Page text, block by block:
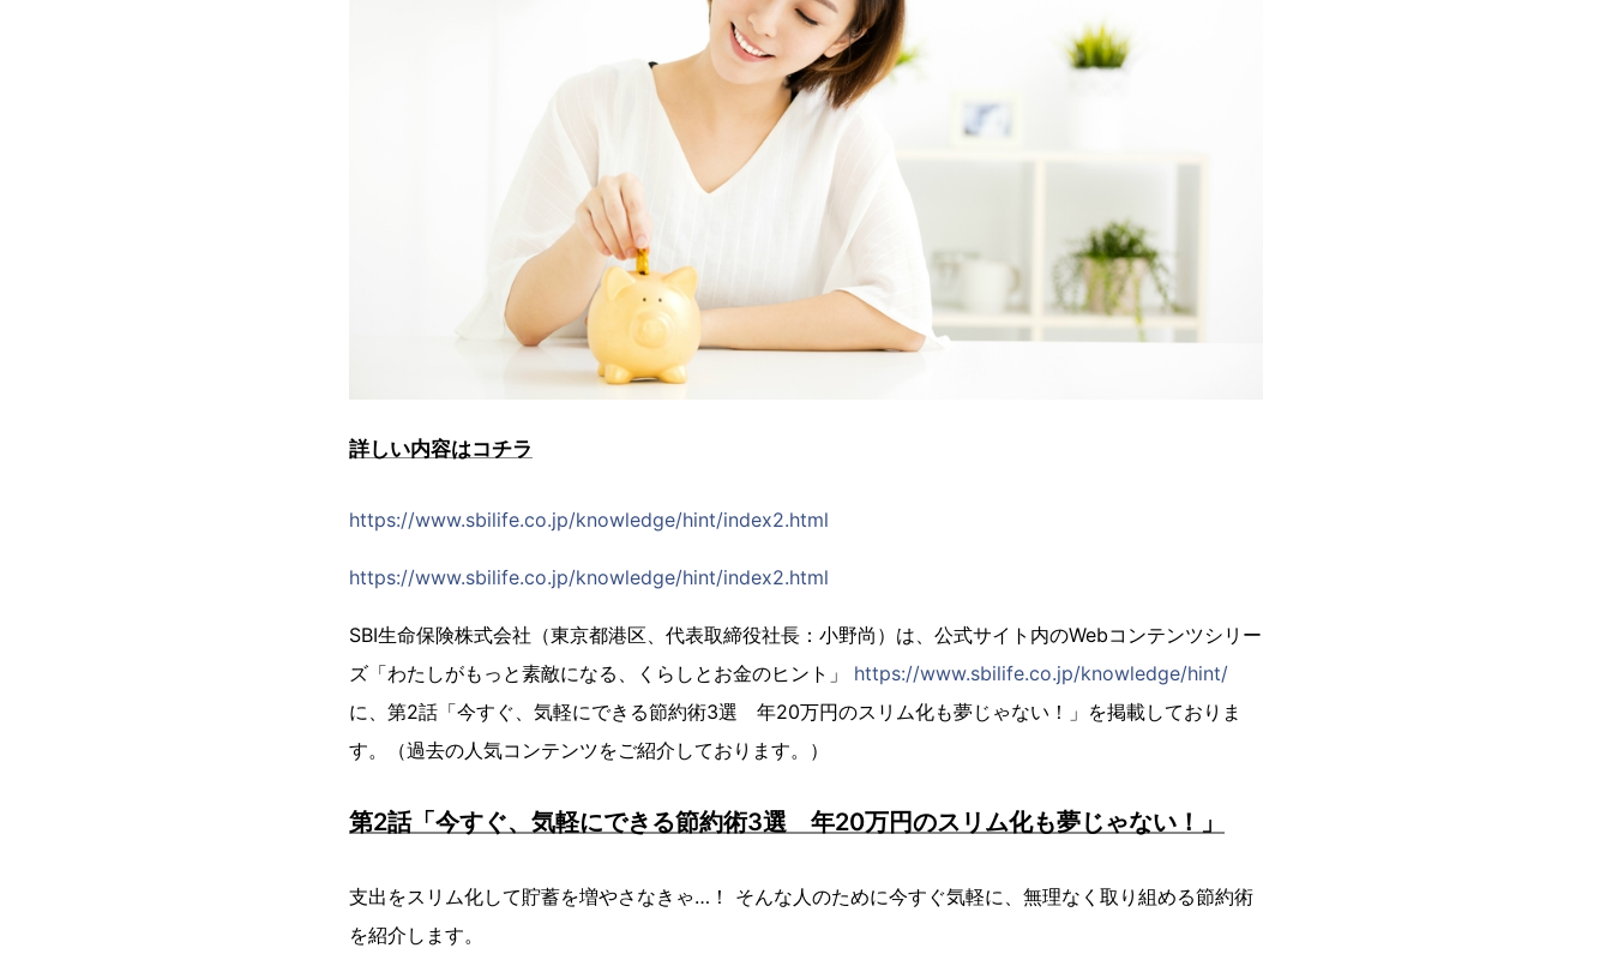
詳しい内容はコチラ
https://www.sbilife.co.jp/knowledge/hint/index2.html
https://www.sbilife.co.jp/knowledge/hint/index2.html
SBI生命保険株式会社（東京都港区、代表取締役社長：小野尚）は、公式サイト内のWebコンテンツシリー
ズ「わたしがもっと素敵になる、くらしとお金のヒント」 https://www.sbilife.co.jp/knowledge/hint/
に、第2話「今すぐ、気軽にできる節約術3選 年20万円のスリム化も夢じゃない！」を掲載しておりま
す。（過去の人気コンテンツをご紹介しております。）
第2話「今すぐ、気軽にできる節約術3選 年20万円のスリム化も夢じゃない！」
支出をスリム化して貯蓄を増やさなきゃ…！ そんな人のために今すぐ気軽に、無理なく取り組める節約術
を紹介します。